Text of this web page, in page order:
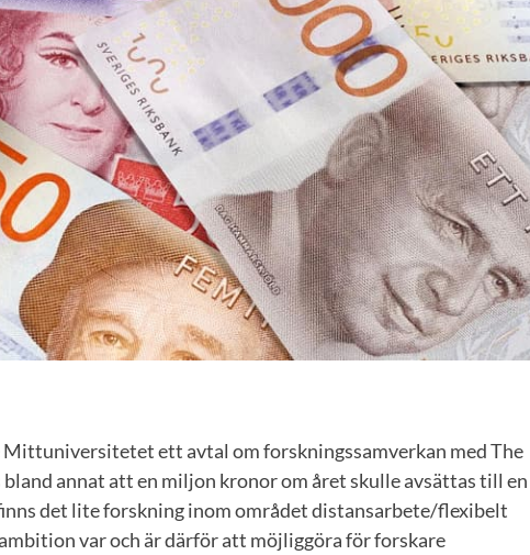
Mittuniversitetet ett avtal om forskningssamverkan med The
bland annat att en miljon kronor om året skulle avsättas till en
det lite forskning inom området distansarbete/flexibelt
var och är därför att möjliggöra för forskare